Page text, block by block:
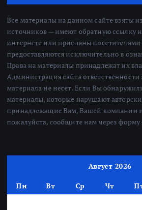
Все материалы на данном сайте взяты
источников — имеют обратную ссылку
интернете или присланы посетителями
предоставляются исключительно в
Права на материалы принадлежат их
Администрация сайта ответственности
материала не несет. Если Вы
материалы, которые нарушают
принадлежащие Вам, Вашей компании
пожалуйста, сообщите нам через форму
Август 2026
Пн Вт Ср Чт